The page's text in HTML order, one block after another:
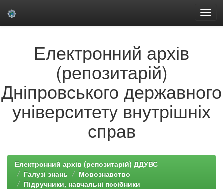
Електронний архів
(репозитарій)
Дніпровського державного
університету внутрішніх
справ
Електронний архів (репозитарій) ДДУВС
Галузі знань
Мовознавство
Підручники, навчальні посібники